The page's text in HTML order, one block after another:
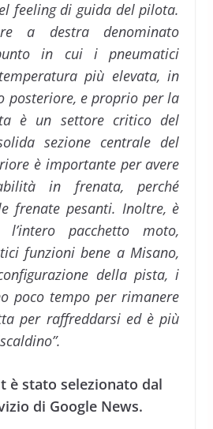
feeling di guida del pilota.
a destra denominato
in cui i pneumatici
più elevata, in
posteriore, e proprio per la
è un settore critico del
sezione centrale del
è importante per avere
in frenata, perché
frenate pesanti. Inoltre, è
pacchetto moto,
funzioni bene a Misano,
della pista, i
poco tempo per rimanere
per raffreddarsi ed è più
è stato selezionato dal
di Google News.